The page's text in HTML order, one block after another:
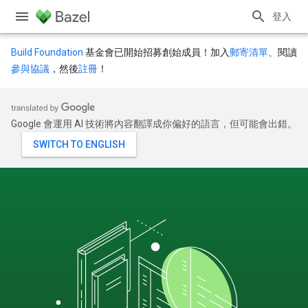
登入
Build Foundation 基金會已開始招募創始成員！加入郵寄清單 、閱讀
參與協議 ，然後註冊 ！
Google 會運用 AI 技術將內容翻譯成你偏好的語言，但可能會出錯。